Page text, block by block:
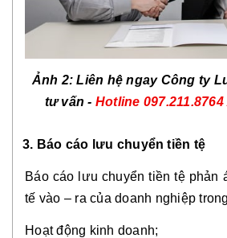
Ảnh 2: Liên hệ ngay Công ty
tư vấn - Hotline
3. Báo cáo lưu chuyển tiền tệ
Báo cáo lưu chuyển tiền tệ phản
tế vào – ra của doanh nghiệp
Hoạt động kinh doanh;